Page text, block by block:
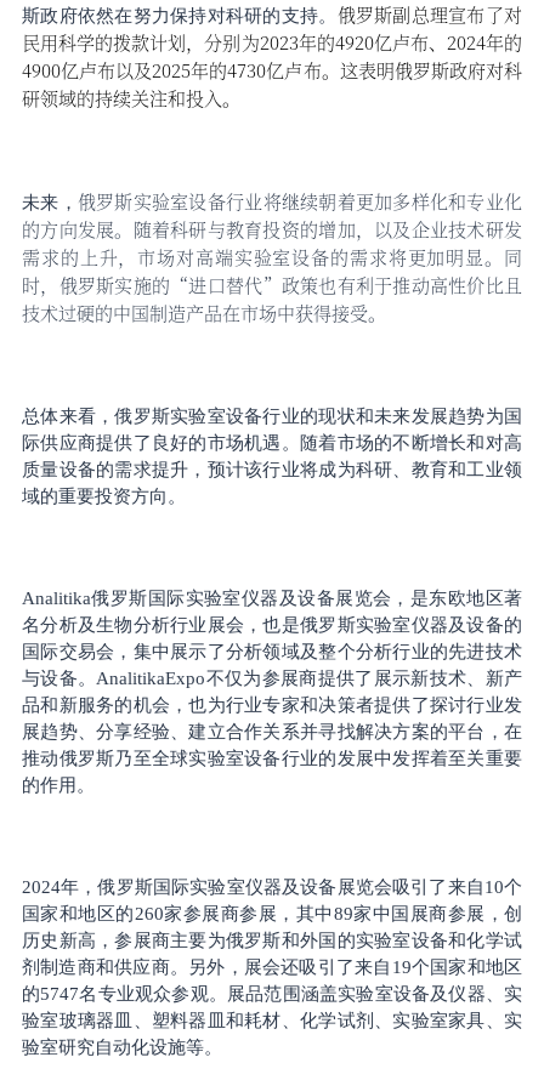
斯政府依然在努力保持对科研的支持。 俄罗斯副总理宣布了对
民用科学的拨款计划，分别为2023年的4920亿卢布、2024年的
4900亿卢布以及2025年的4730亿卢布。这表明俄罗斯政府对科
研领域的持续关注和投入。
未来， 俄罗斯实验室设备行业将继续朝着更加多样化和专业化
的方向发展。随着科研与教育投资的增加，以及企业技术研发
需求的上升，市场对高端实验室设备的需求将更加明显。同
时，俄罗斯实施的 “进口替代”政策也有利于推动高性价比且
技术过硬的中国制造产品在市场中获得接受。
总体来看，俄罗斯实验室设备行业的现状和未来发展趋势为国
际供应商提供了良好的市场机遇。随着市场的不断增长和对高
质量设备的需求提升，预计该行业将成为科研、教育和工业领
域的重要投资方向。
Analitika俄罗斯国际实验室仪器及设备展览会，是东欧地区著
名分析及生物分析行业展会，也是俄罗斯实验室仪器及设备的
国际交易会，集中展示了分析领域及整个分析行业的先进技术
与设备。AnalitikaExpo不仅为参展商提供了展示新技术、新产
品和新服务的机会，也为行业专家和决策者提供了探讨行业发
展趋势、分享经验、建立合作关系并寻找解决方案的平台，在
推动俄罗斯乃至全球实验室设备行业的发展中发挥着至关重要
的作用。
2024年，俄罗斯国际实验室仪器及设备展览会吸引了来自10个
国家和地区的260家参展商参展，其中89家中国展商参展，创
历史新高，参展商主要为俄罗斯和外国的实验室设备和化学试
剂制造商和供应商。另外，展会还吸引了来自19个国家和地区
的5747名专业观众参观。展品范围涵盖实验室设备及仪器、实
验室玻璃器皿、塑料器皿和耗材、化学试剂、实验室家具、实
验室研究自动化设施等。